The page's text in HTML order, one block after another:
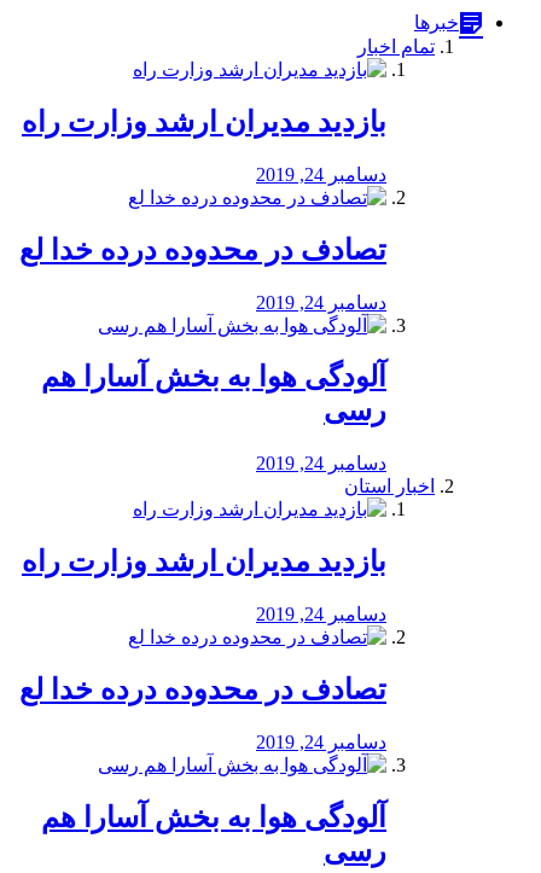
خبرها
تمام اخبار
بازدید مدیران ارشد وزارت راه
دسامبر 24, 2019
تصادف در محدوده درده خدا لع
دسامبر 24, 2019
آلودگی هوا به بخش آسارا هم
رسی
دسامبر 24, 2019
اخبار استان
بازدید مدیران ارشد وزارت راه
دسامبر 24, 2019
تصادف در محدوده درده خدا لع
دسامبر 24, 2019
آلودگی هوا به بخش آسارا هم
رسی